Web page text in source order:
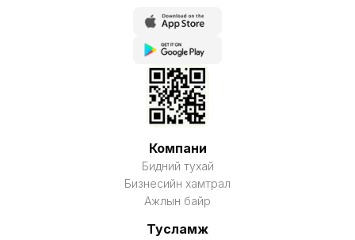
Компани
Бидний тухай
Бизнесийн хамтрал
Ажлын байр
Тусламж